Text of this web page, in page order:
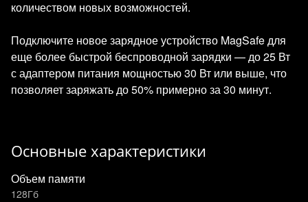
количеством новых возможностей.
Подключите новое зарядное устройство MagSafe для
еще более быстрой беспроводной зарядки — до 25 Вт
с адаптером питания мощностью 30 Вт или выше, что
позволяет заряжать до 50% примерно за 30 минут.
Основные характеристики
Объем памяти
128Гб